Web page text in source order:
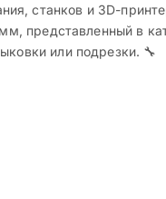
станков и 3D-
представленный в
или подрезки. 🔧